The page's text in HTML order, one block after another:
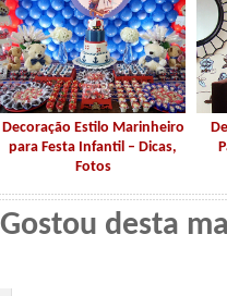
Decoração Estilo Marinheiro
para Festa Infantil – Dicas,
Fotos
Gostou desta